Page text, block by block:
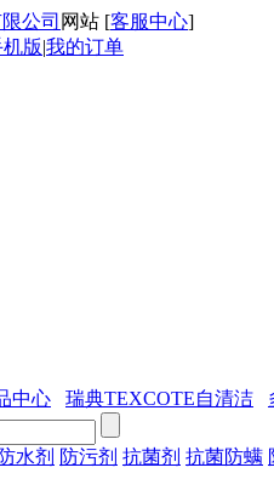
公司 网站 [客服中心]
版|我的订单
中心 瑞典TEXCOTE自清洁
水剂 防污剂 抗菌剂 抗菌防螨